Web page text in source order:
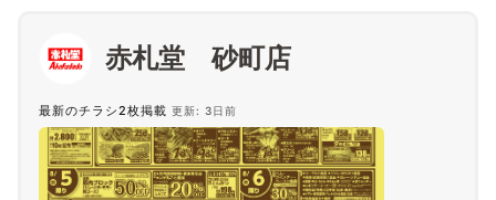
赤札堂 砂町店
最新のチラシ2枚掲載 更新: 3日前